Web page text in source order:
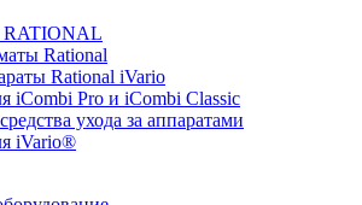
RATIONAL
Rational
Rational iVario
iCombi Pro и iCombi Classic
ухода за аппаратами
iVario®